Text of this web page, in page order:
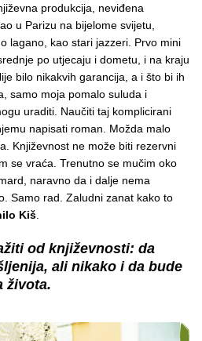
produkcija, neviđena
u Parizu na bijelome svijetu,
lagano, kao stari jazzeri. Prvo mini
po utjecaju i dometu, i na kraju
bilo nikakvih garancija, a i što bi ih
samo moja pomalo suluda i
uraditi. Naučiti taj komplicirani
napisati roman. Možda malo
Književnost ne može biti rezervni
se vraća. Trenutno se mučim oko
naravno da i dalje nema
Samo rad. Zaludni zanat kako to
Kiš
od književnosti: da
ali nikako i da bude
života.